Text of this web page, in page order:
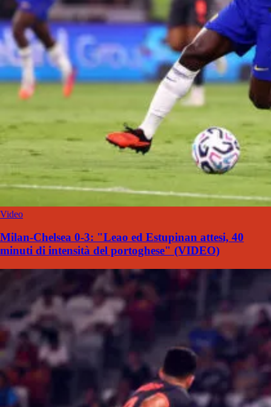
Video
Milan-Chelsea 0-3: "Leao ed Estupinan attesi, 40
minuti di intensità del portoghese" (VIDEO)